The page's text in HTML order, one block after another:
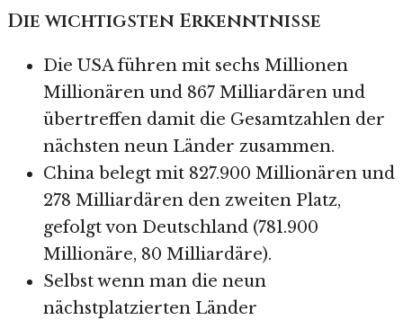
Die wichtigsten Erkenntnisse
Die USA führen mit sechs Millionen
Millionären und 867 Milliardären und
übertreffen damit die Gesamtzahlen der
nächsten neun Länder zusammen.
China belegt mit 827.900 Millionären und
278 Milliardären den zweiten Platz,
gefolgt von Deutschland (781.900
Millionäre, 80 Milliardäre).
Selbst wenn man die neun
nächstplatzierten Länder